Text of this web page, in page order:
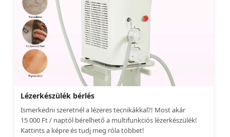
Lézerkészülék bérlés
Ismerkedni szeretnél a lézeres tecnikákkal?! Most akár
15 000 Ft / naptól bérelhető a multifunkciós lézerkészülék!
Kattints a képre és tudj meg róla többet!